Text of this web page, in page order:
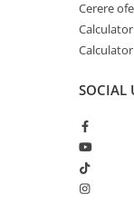
Cerere
SOCIAL